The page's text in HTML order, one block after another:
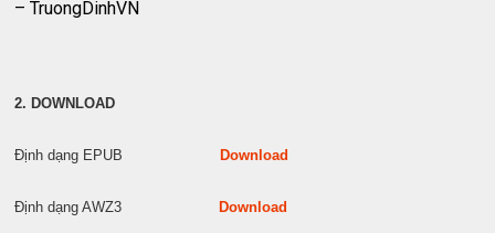
– TruongDinhVN
2. DOWNLOAD
Định dạng EPUB Download
Định dạng AWZ3 Download